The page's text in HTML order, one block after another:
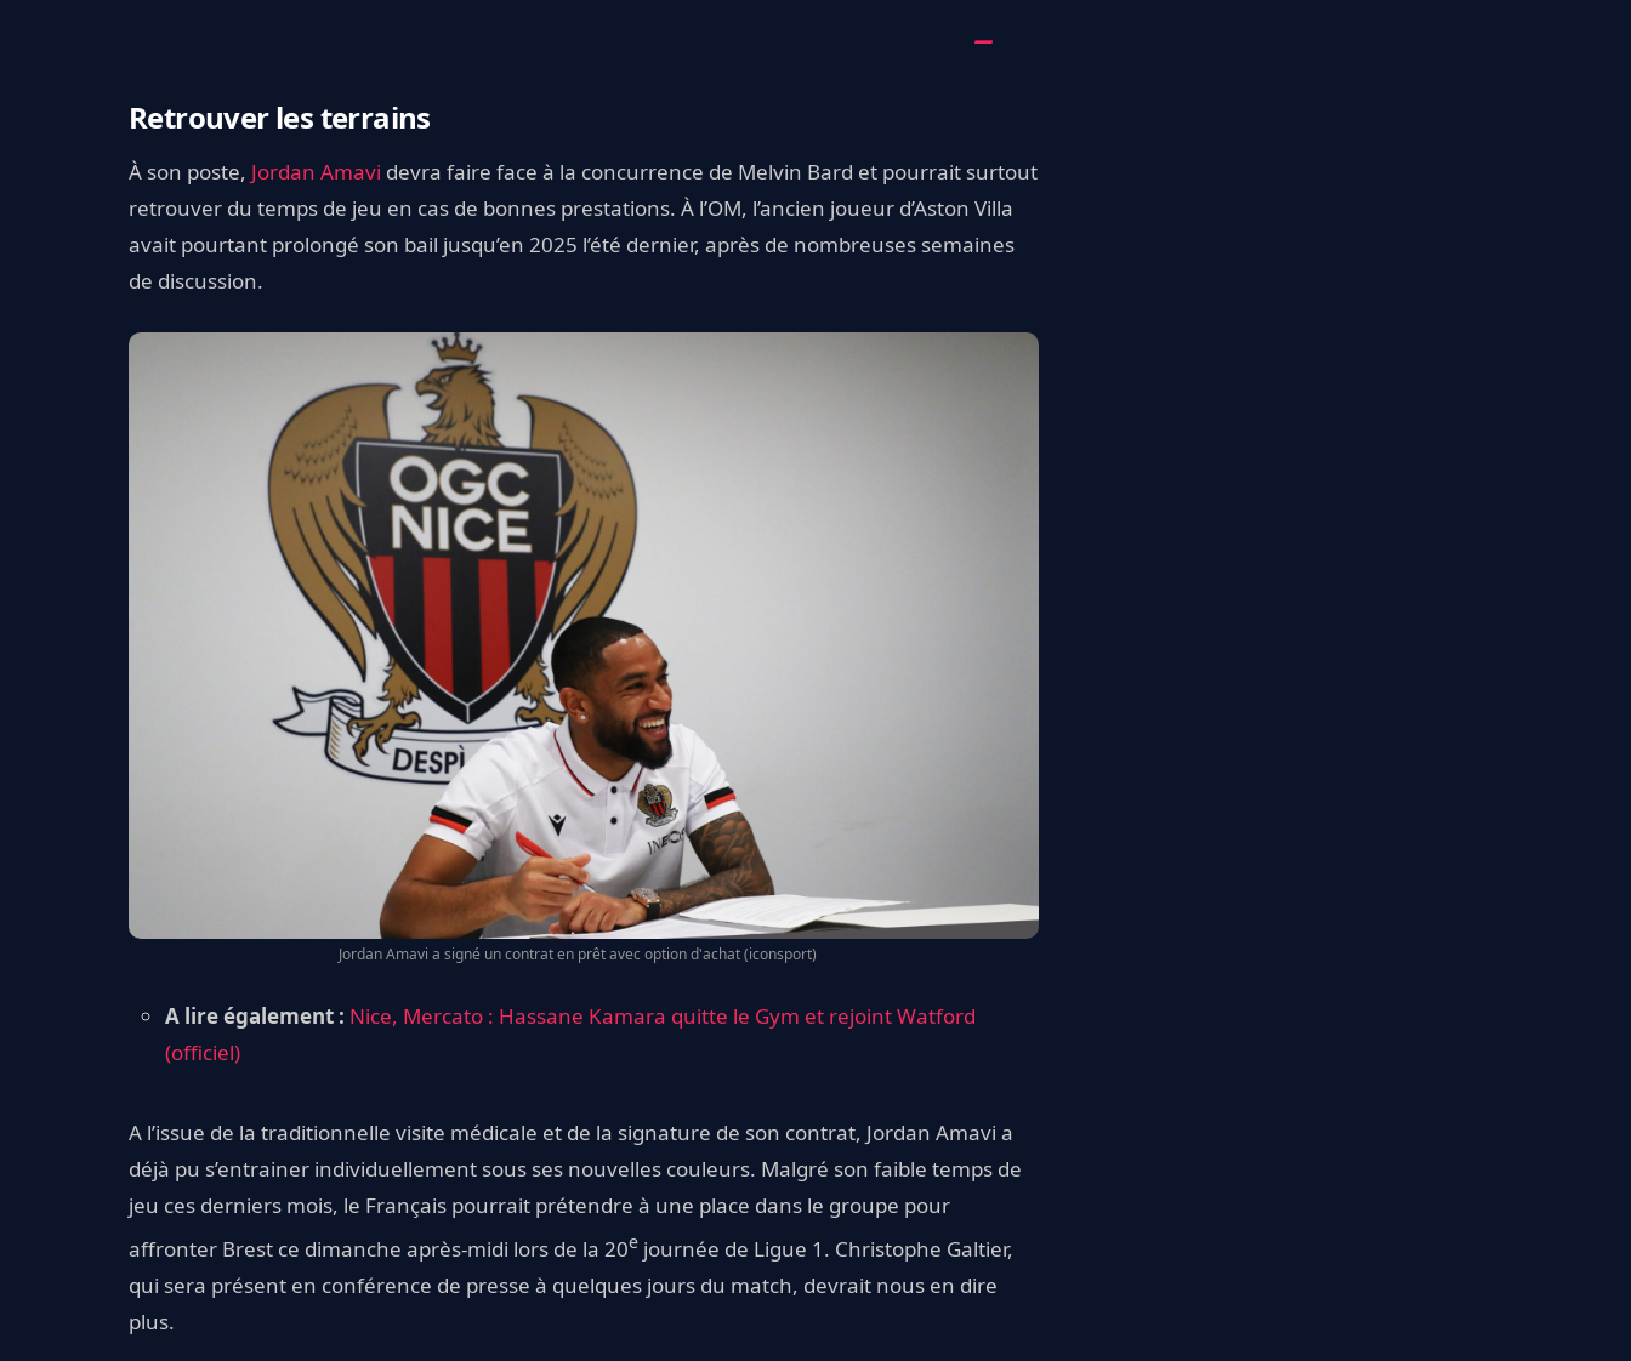
Retrouver les terrains
À son poste, Jordan Amavi devra faire face à la concurrence de Melvin Bard et pourrait surtout
retrouver du temps de jeu en cas de bonnes prestations. À l’OM, l’ancien joueur d’Aston Villa
avait pourtant prolongé son bail jusqu’en 2025 l’été dernier, après de nombreuses semaines
de discussion.
Jordan Amavi a signé un contrat en prêt avec option d'achat (iconsport)
A lire également : Nice, Mercato : Hassane Kamara quitte le Gym et rejoint Watford
(officiel)
A l’issue de la traditionnelle visite médicale et de la signature de son contrat, Jordan Amavi a
déjà pu s’entrainer individuellement sous ses nouvelles couleurs. Malgré son faible temps de
jeu ces derniers mois, le Français pourrait prétendre à une place dans le groupe pour
affronter Brest ce dimanche après-midi lors de la 20e journée de Ligue 1. Christophe Galtier,
qui sera présent en conférence de presse à quelques jours du match, devrait nous en dire
plus.